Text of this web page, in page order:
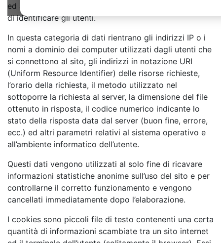
ed associazioni con dati detenuti da terzi, permettere
di identificare gli utenti.
In questa categoria di dati rientrano gli indirizzi IP o i
nomi a dominio dei computer utilizzati dagli utenti che
si connettono al sito, gli indirizzi in notazione URI
(Uniform Resource Identifier) delle risorse richieste,
l’orario della richiesta, il metodo utilizzato nel
sottoporre la richiesta al server, la dimensione del file
ottenuto in risposta, il codice numerico indicante lo
stato della risposta data dal server (buon fine, errore,
ecc.) ed altri parametri relativi al sistema operativo e
all’ambiente informatico dell’utente.
Questi dati vengono utilizzati al solo fine di ricavare
informazioni statistiche anonime sull’uso del sito e per
controllarne il corretto funzionamento e vengono
cancellati immediatamente dopo l’elaborazione.
I cookies sono piccoli file di testo contenenti una certa
quantità di informazioni scambiate tra un sito internet